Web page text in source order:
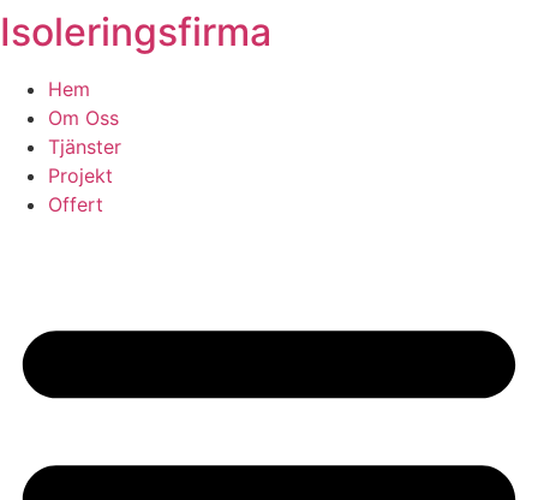
Skip
to
content
Isoleringsfirma
Hem
Om Oss
Tjänster
Projekt
Offert